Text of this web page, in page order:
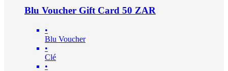
Blu Voucher Gift Card 50 ZAR
•
Blu Voucher
•
Clé
•